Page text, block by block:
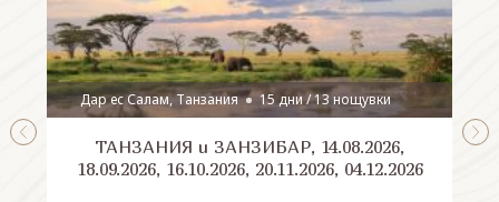
Дар ес Салам, Танзания 15 дни / 13 нощувки
ТАНЗАНИЯ и ЗАНЗИБАР, 14.08.2026,
18.09.2026, 16.10.2026, 20.11.2026, 04.12.2026